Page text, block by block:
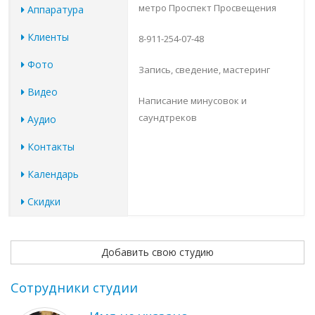
Аппаратура
Клиенты
Фото
Видео
Аудио
Контакты
Календарь
Скидки
метро Проспект Просвещения
8-911-254-07-48
Запись, сведение, мастеринг
Написание минусовок и
саундтреков
Добавить свою студию
Сотрудники студии